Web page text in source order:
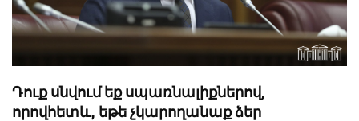
Դուք սնվում եք սպառնալիքներով,
որովհետև, եթե չկարողանաք ձեր